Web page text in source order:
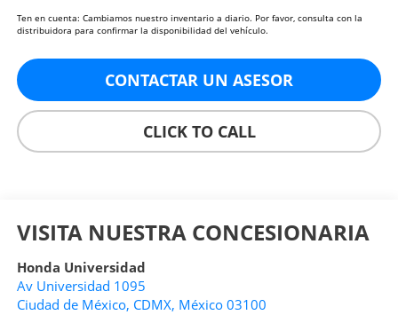
Ten en cuenta: Cambiamos nuestro inventario a diario. Por favor, consulta con la
distribuidora para confirmar la disponibilidad del vehículo.
CONTACTAR UN ASESOR
CLICK TO CALL
VISITA NUESTRA CONCESIONARIA
Honda Universidad
Av Universidad 1095
Ciudad de México, CDMX, México 03100